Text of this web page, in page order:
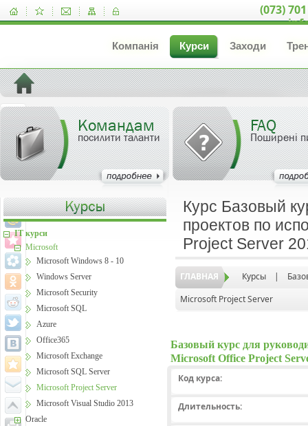
(073)
Компанія Курси Заходи
Командам
посилити таланти
FAQ
Поширені
Курс Базовый
проектов по
Project Server
ГЛАВНАЯ Курсы |
Microsoft Project Server
Базовый курс для
Microsoft Office Project
Код курса:
Длительность:
IT курси
Microsoft
Microsoft Windows 8 - 10
Windows Server
Microsoft Security
Microsoft SQL
Azure
Office365
Microsoft Exchange
Microsoft SQL Server
Microsoft Project Server
Microsoft Visual Studio 2013
Oracle